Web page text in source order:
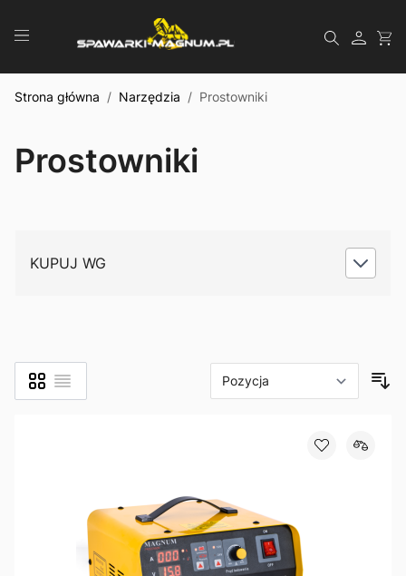
Szukaj
Strona główna / Narzędzia / Prostowniki
Prostowniki
KUPUJ WG
Zobacz jako
SiatkaLista